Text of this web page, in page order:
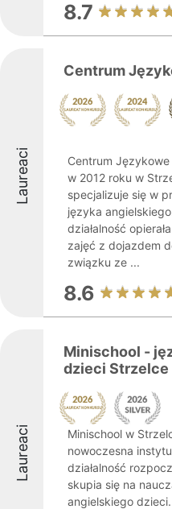
8.7
Laureaci
Centrum
Centrum Językowe
w 2012 roku w
specjalizuje się w
języka
działalność
zajęć z dojazdem
związku ze ...
8.6
Laureaci
Minischool -
dzieci Strzelce
Minischool w
nowoczesna
działalność
skupia się na
angielskiego dzieci.